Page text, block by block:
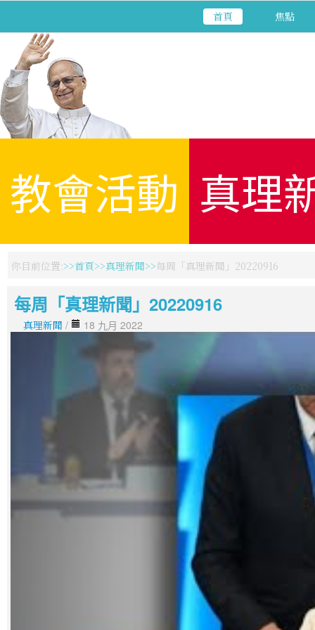
首頁 焦點
教會活動 真理
你目前位置: 首頁 真理新聞 每周「真理新聞」20220916
每周「真理新聞」20220916
真理新聞 / 18 九月 2022